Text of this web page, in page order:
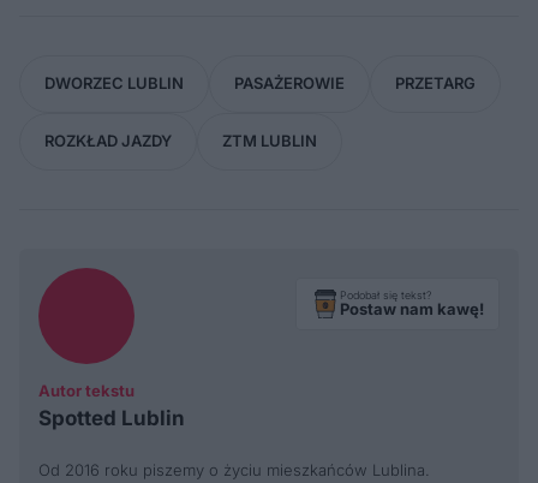
DWORZEC LUBLIN PASAŻEROWIE PRZETARG
ROZKŁAD JAZDY ZTM LUBLIN
Autor tekstu
Spotted Lublin
Podobał się tekst?
Postaw nam kawę!
Od 2016 roku piszemy o życiu mieszkańców Lublina.